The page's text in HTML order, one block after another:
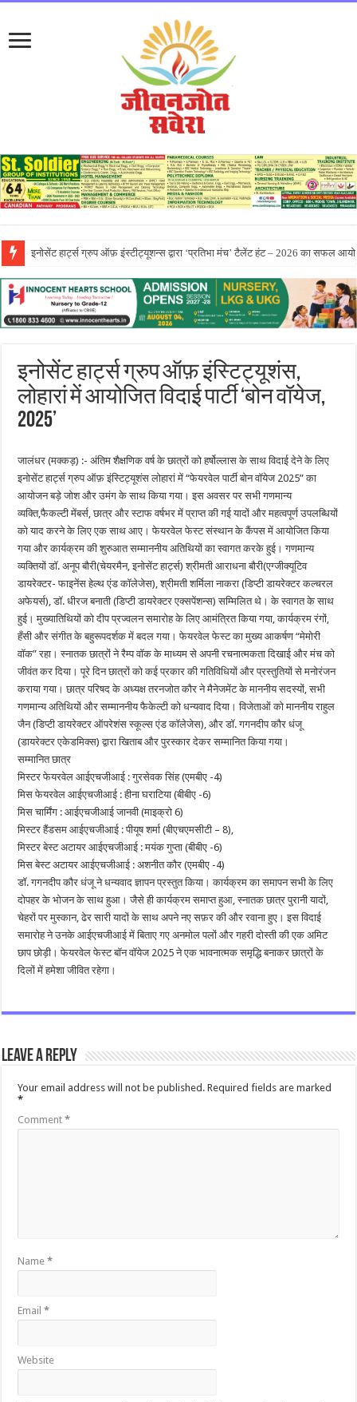
सीटी ग्रुप ने पांच दिवसीय आरंभ 2026 कार्येक्रम का भव्य समापन किया
इनोसेंट हार्ट्स ग्रुप ऑफ़ इंस्टिट्यूशंस,
लोहारां में आयोजित विदाई पार्टी ‘बोन वॉयेज,
2025’
जालंधर (मक्कड़) :- अंतिम शैक्षणिक वर्ष के छात्रों को हर्षोल्लास के साथ विदाई देने के लिए
इनोसेंट हार्ट्स ग्रुप ऑफ़ इंस्टिट्यूशंस लोहारां में “फेयरवेल पार्टी बोन वॉयेज 2025” का
आयोजन बड़े जोश और उमंग के साथ किया गया। इस अवसर पर सभी गणमान्य
व्यक्ति,फैकल्टी मेंबर्स, छात्र और स्टाफ वर्षभर में प्राप्त की गई यादों और महत्वपूर्ण उपलब्धियों
को याद करने के लिए एक साथ आए। फेयरवेल फेस्ट संस्थान के कैंपस में आयोजित किया
गया और कार्यक्रम की शुरुआत सम्माननीय अतिथियों का स्वागत करके हुई। गणमान्य
व्यक्तियों डॉ. अनूप बौरी(चेयरमैन, इनोसेंट हार्ट्स) श्रीमती आराधना बौरी(एग्जीक्यूटिव
डायरेक्टर- फाइनेंस हेल्थ एंड कॉलेजेस), श्रीमती शर्मिला नाकरा (डिप्टी डायरेक्टर कल्चरल
अफेयर्स), डॉ. धीरज बनाती (डिप्टी डायरेक्टर एक्सपेंशन्स) सम्मिलित थे। के स्वागत के साथ
हुई। मुख्यातिथियों को दीप प्रज्वलन समारोह के लिए आमंत्रित किया गया, कार्यक्रम रंगों,
हँसी और संगीत के बहुरूपदर्शक में बदल गया। फेयरवेल फेस्ट का मुख्य आकर्षण “मेमोरी
वॉक” रहा। स्नातक छात्रों ने रैम्प वॉक के माध्यम से अपनी रचनात्मकता दिखाई और मंच को
जीवंत कर दिया। पूरे दिन छात्रों को कई प्रकार की गतिविधियों और प्रस्तुतियों से मनोरंजन
कराया गया। छात्र परिषद के अध्यक्ष तरनजोत कौर ने मैनेजमेंट के माननीय सदस्यों, सभी
गणमान्य अतिथियों और सम्माननीय फैकेल्टी को धन्यवाद दिया। विजेताओं को माननीय राहुल
जैन (डिप्टी डायरेक्टर ऑपरेशंस स्कूल्स एंड कॉलेजेस), और डॉ. गगनदीप कौर धंजू
(डायरेक्टर एकेडमिक्स) द्वारा खिताब और पुरस्कार देकर सम्मानित किया गया।
सम्मानित छात्र
मिस्टर फेयरवेल आईएचजीआई : गुरसेवक सिंह (एमबीए -4)
मिस फेयरवेल आईएचजीआई : हीना घराटिया (बीबीए -6)
मिस चार्मिंग : आईएचजीआई जानवी (माइक्रो 6)
मिस्टर हैंडसम आईएचजीआई : पीयूष शर्मा (बीएचएमसीटी – 8),
मिस्टर बेस्ट अटायर आईएचजीआई : मयंक गुप्ता (बीबीए -6)
मिस बेस्ट अटायर आईएचजीआई : अशनीत कौर (एमबीए -4)
डॉ. गगनदीप कौर धंजू ने धन्यवाद ज्ञापन प्रस्तुत किया। कार्यक्रम का समापन सभी के लिए
दोपहर के भोजन के साथ हुआ। जैसे ही कार्यक्रम समाप्त हुआ, स्नातक छात्र पुरानी यादों,
चेहरों पर मुस्कान, ढेर सारी यादों के साथ अपने नए सफ़र की और रवाना हुए। इस विदाई
समारोह ने उनके आईएचजीआई में बिताए गए अनमोल पलों और गहरी दोस्ती की एक अमिट
छाप छोड़ी। फेयरवेल फेस्ट बॉन वॉयेज 2025 ने एक भावनात्मक समृद्धि बनाकर छात्रों के
दिलों में हमेशा जीवित रहेगा।
Leave a Reply
Your email address will not be published. Required fields are marked
*
Comment*
Name*
Email*
Website